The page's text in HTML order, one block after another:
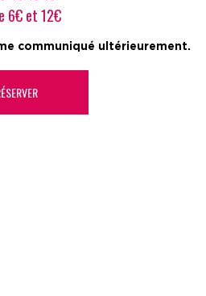
6€ et 12€
communiqué ultérieurement.